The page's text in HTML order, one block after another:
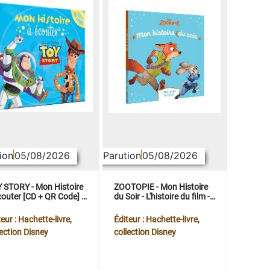
05/08/2026
STORY - Mon Histoire
[CD + QR Code] -
: Hachette-livre,
Disney
Parution05/08/2026
ZOOTOPIE - Mon Histoire
du Soir - L'histoire du film -
Éditeur : Hachette-livre,
collection Disney